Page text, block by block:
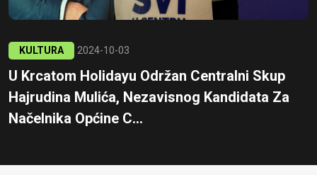
KULTURA 2024-10-03
U Krcatom Holidayu Održan Centralni Skup
Hajrudina Mulića, Nezavisnog Kandidata Za
Načelnika Općine C...